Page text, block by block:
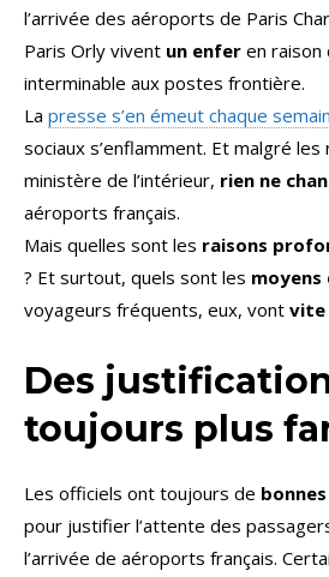
l’arrivée des aéroports de Paris
Paris Orly vivent un enfer en raison
interminable aux postes frontière.
La presse s’en émeut chaque
sociaux s’enflamment. Et malgré
ministère de l’intérieur, rien ne
aéroports français.
Mais quelles sont les raisons
? Et surtout, quels sont les moyens
voyageurs fréquents, eux, vont vite
Des
toujours plus
Les officiels ont toujours de
pour justifier l’attente des
l’arrivée de aéroports français.